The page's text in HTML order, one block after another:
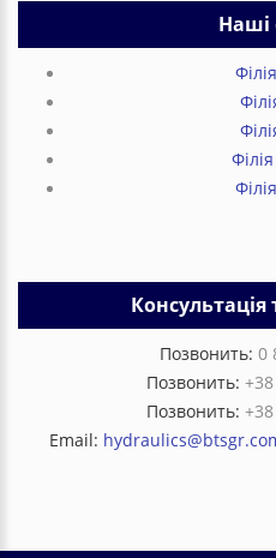
Наші
Позвонить: 0
Позвонить:
Позвонить:
Email: